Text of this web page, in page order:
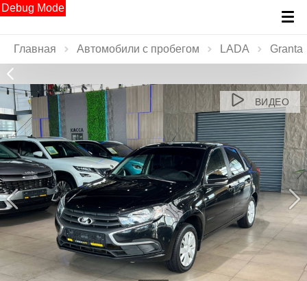
Debug Mode
Главная Автомобили с пробегом LADA Granta
ВИДЕО